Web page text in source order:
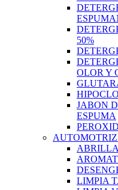
50%
OLOR Y
JABON
ESPUMA
LIMPIA